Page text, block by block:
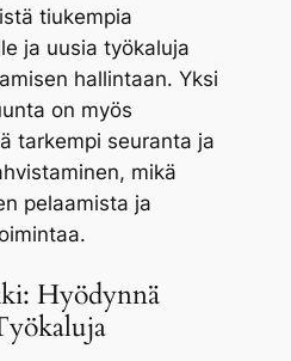
tiukempia
ja uusia työkaluja
hallintaan. Yksi
on myös
tarkempi seuranta ja
mikä
pelaamista ja
Hyödynnä